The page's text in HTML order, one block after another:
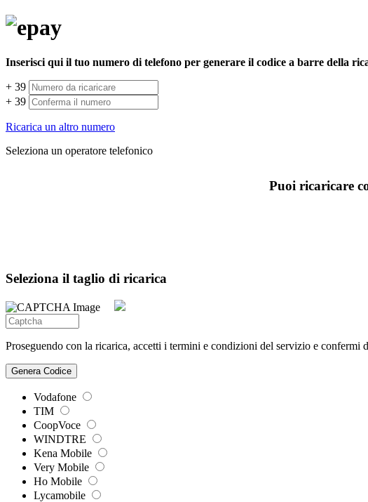
Inserisci qui il tuo numero di telefono per generare il codice a barre della
+ 39
+ 39
Ricarica un altro numero
Seleziona un operatore telefonico
Puoi ricaricare
Seleziona il taglio di ricarica
Proseguendo con la ricarica, accetti i termini e condizioni del servizio e confermi
Genera Codice
Vodafone
TIM
CoopVoce
WINDTRE
Kena Mobile
Very Mobile
Ho Mobile
Lycamobile